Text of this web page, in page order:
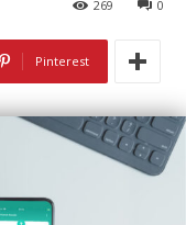
0
269
Pinterest